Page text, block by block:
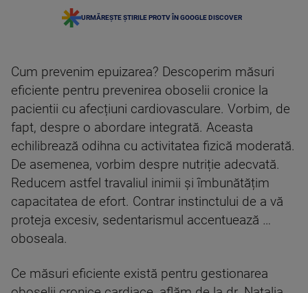
URMĂREȘTE ȘTIRILE PROTV ÎN GOOGLE DISCOVER
Cum prevenim epuizarea? Descoperim măsuri
eficiente pentru prevenirea oboselii cronice la
pacientii cu afecțiuni cardiovasculare. Vorbim, de
fapt, despre o abordare integrată. Aceasta
echilibrează odihna cu activitatea fizică moderată.
De asemenea, vorbim despre nutriție adecvată.
Reducem astfel travaliul inimii și îmbunătățim
capacitatea de efort. Contrar instinctului de a vă
proteja excesiv, sedentarismul accentuează …
oboseala.
Ce măsuri eficiente există pentru gestionarea